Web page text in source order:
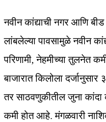
नवीन कांद्याची नगर आणि
लांबलेल्या पावसामुळे नवीन
परिणामी, नेहमीच्या तुलनेत
बाजारात किलोला
तर साठवणुकीतील जुना
कमी होत आहे. मंगळवारी